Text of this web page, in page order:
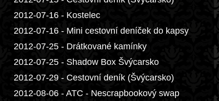
2012-07-16 - Kostelec
2012-07-16 - Mini cestovní deníček do kapsy
2012-07-25 - Drátkované kamínky
2012-07-25 - Shadow Box Švýcarsko
2012-07-29 - Cestovní deník (Švýcarsko)
2012-08-06 - ATC - Nescrapbookový swap